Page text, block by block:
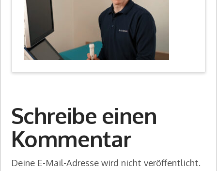
Schreibe einen
Kommentar
Deine E-Mail-Adresse wird nicht veröffentlicht.